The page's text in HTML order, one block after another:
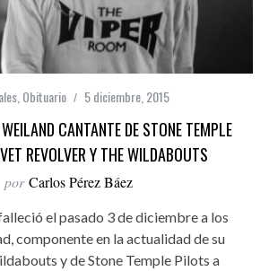
, Obituario 5 diciembre, 2015
CANTANTE DE STONE TEMPLE
REVOLVER Y THE WILDABOUTS
por Carlos Pérez Báez
el pasado 3 de diciembre a los
componente en la actualidad de su
y de Stone Temple Pilots a